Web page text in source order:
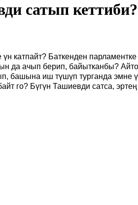
сатып кеттиби?
катпайт? Баткенден
да ачып берип, байытканбы?
иш түшүп турганда эмне
го? Бүгүн Ташиевди сатса,